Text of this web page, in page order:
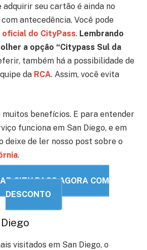
seu cartão é ainda no
antecedência. Você pode
do CityPass. Lembrando
a opção “Citypass Sul da
também há a possibilidade de
da RCA. Assim, você evita
muitos benefícios. E para entender
funciona em San Diego, e em
deixe de ler nosso post sobre o
.
CITY PASS AGORA COM
DESCONTO
visitados em San Diego, o